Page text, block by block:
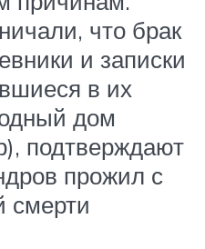
что брак
и записки
в их
дом
подтверждают
прожил с
смерти